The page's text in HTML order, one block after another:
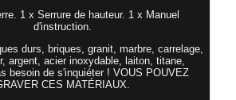
1 x Serrure de hauteur. 1 x Manuel
d'instruction.
durs, briques, granit, marbre, carrelage,
argent, acier inoxydable, laiton, titane,
besoin de s'inquiéter ! VOUS POUVEZ
CES MATÉRIAUX.